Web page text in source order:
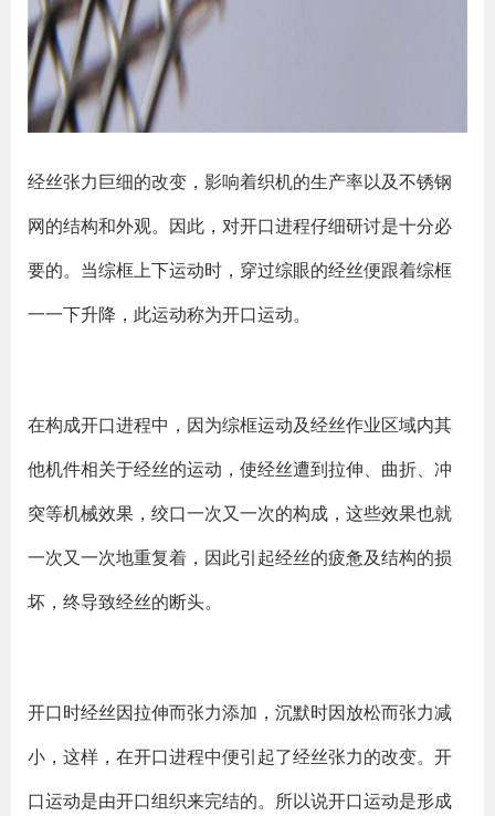
经丝张力巨细的改变，影响着织机的生产率以及不锈钢
网的结构和外观。因此，对开口进程仔细研讨是十分必
要的。当综框上下运动时，穿过综眼的经丝便跟着综框
一一下升降，此运动称为开口运动。
在构成开口进程中，因为综框运动及经丝作业区域内其
他机件相关于经丝的运动，使经丝遭到拉伸、曲折、冲
突等机械效果，绞口一次又一次的构成，这些效果也就
一次又一次地重复着，因此引起经丝的疲惫及结构的损
坏，终导致经丝的断头。
开口时经丝因拉伸而张力添加，沉默时因放松而张力减
小，这样，在开口进程中便引起了经丝张力的改变。开
口运动是由开口组织来完结的。所以说开口运动是形成